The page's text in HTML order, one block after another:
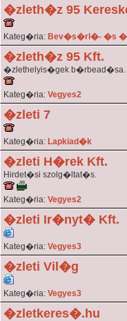
�zleth�z 95
Kateg�ria: Bev�s�rl�- �s
�zleth�z 95 Kft.
�zlethelyis�gek b�rbead�sa.
Kateg�ria: Vegyes2
�zleti 7
Kateg�ria: Lapkiad�k
�zleti H�rek Kft.
Hirdet�si szolg�ltat�s.
Kateg�ria: Vegyes2
�zleti Ir�nyt� Kft.
Kateg�ria: Vegyes3
�zleti Vil�g
Kateg�ria: Vegyes3
�zletkeres�.hu